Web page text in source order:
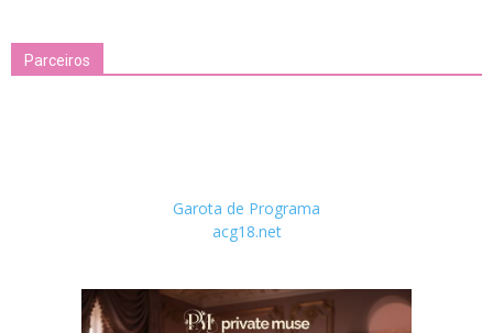
Parceiros
Garota de Programa
acg18.net